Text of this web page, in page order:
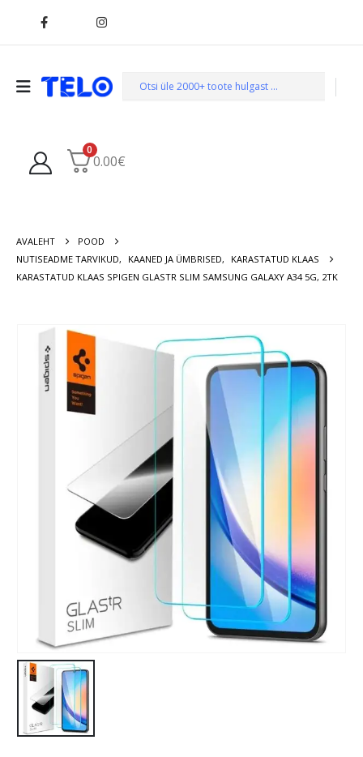
0
0.00€
AVALEHT
POOD
NUTISEADME TARVIKUD, KAANED JA ÜMBRISED,
KARASTATUD KLAAS
KARASTATUD KLAAS SPIGEN GLASTR SLIM SAMSUNG GALAXY A34 5G, 2TK